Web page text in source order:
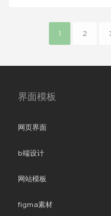
1 2
界面模板
网页界面
b端设计
网站模板
figma素材